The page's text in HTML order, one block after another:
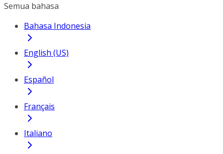
Semua bahasa
Bahasa Indonesia
English (US)
Español
Français
Italiano